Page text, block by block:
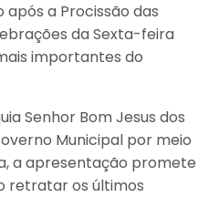
a Procissão das
da Sexta-feira
importantes do
Senhor Bom Jesus dos
Municipal por meio
a apresentação promete
retratar os últimos